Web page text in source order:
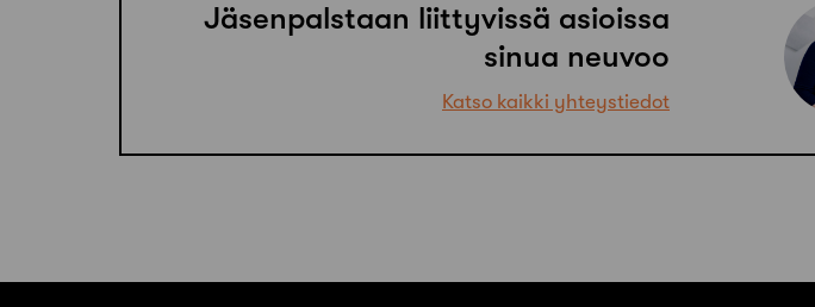
Jäsenpalstaan liittyvissä asioissa
sinua neuvoo
Katso kaikki yhteystiedot